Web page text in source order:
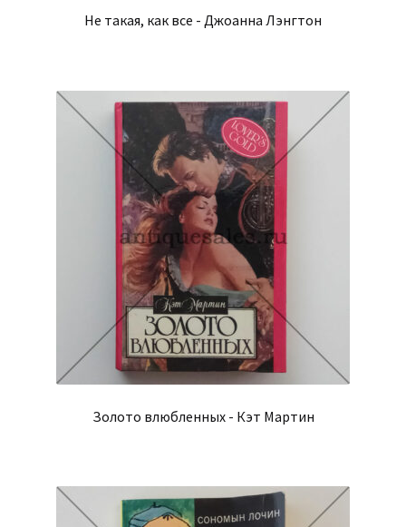
Не такая, как все - Джоанна Лэнгтон
Золото влюбленных - Кэт Мартин